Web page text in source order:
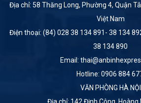
Địa chỉ: 58 Thăng Long, Phường 4, Quận
Việt Nam
Điện thoại: (84) 028 38 134 891- 38
38 134 890
Email:
Hotline: 0906 884
VĂN PHÒNG HÀ NỘI